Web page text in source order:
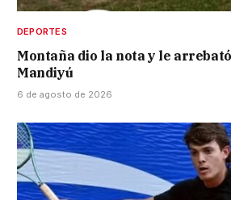
DEPORTES
Montaña dio la nota y le
Mandiyú
6 de agosto de 2026